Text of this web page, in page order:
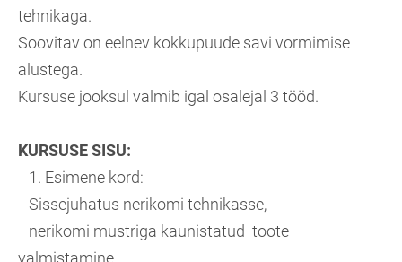
tehnikaga.
Soovitav on eelnev kokkupuude savi vormimise
alustega.
Kursuse jooksul valmib igal osalejal 3 tööd.
KURSUSE SISU:
1. Esimene kord:
Sissejuhatus nerikomi tehnikasse,
nerikomi mustriga kaunistatud toote
valmistamine